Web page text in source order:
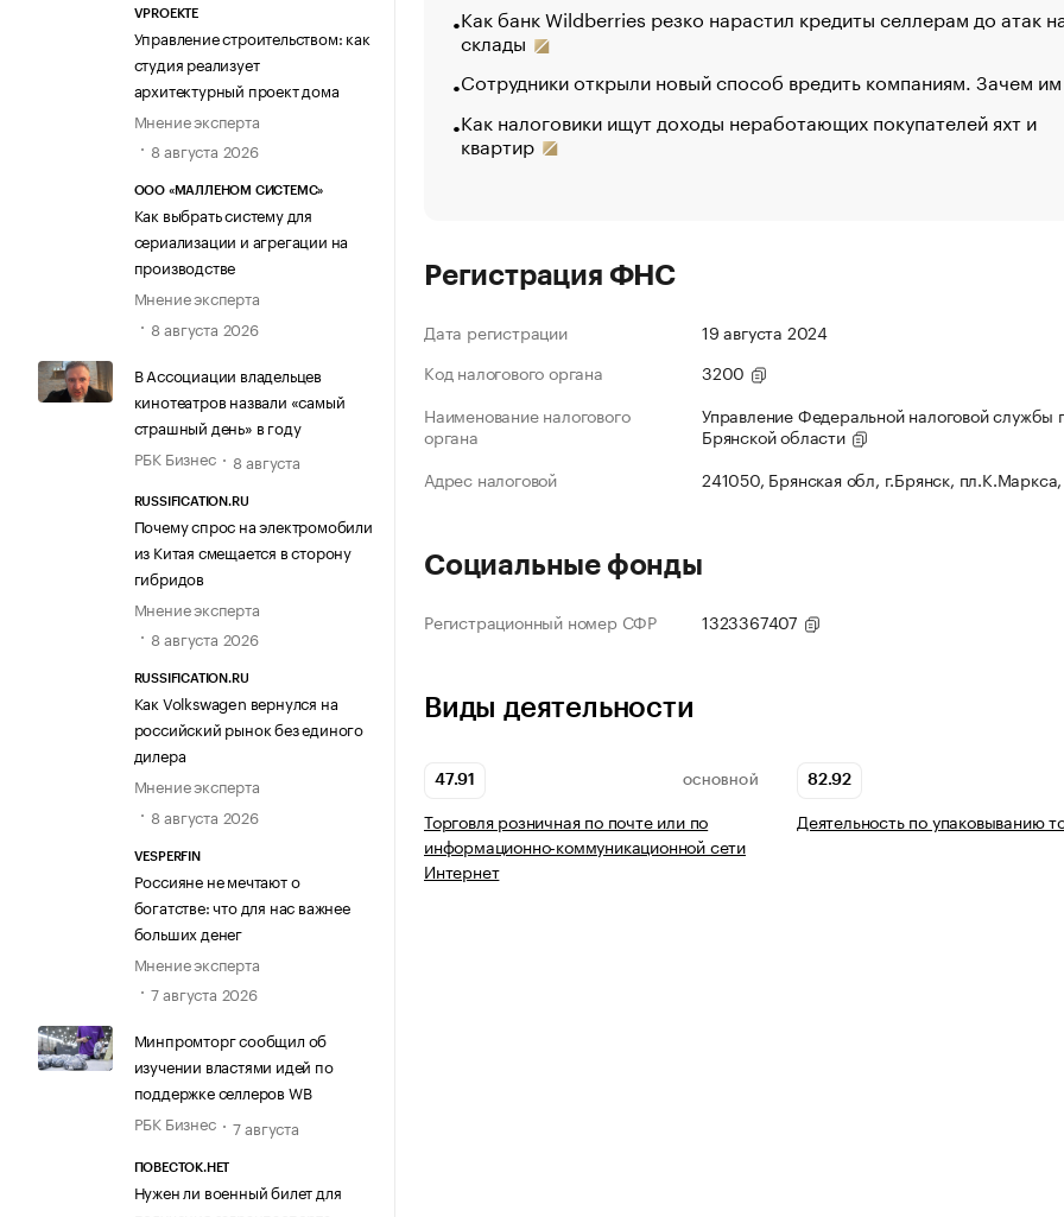
VPROEKTE
Управление строительством: как
студия реализует
архитектурный проект дома
Мнение эксперта
8 августа 2026
ООО «МАЛЛЕНОМ СИСТЕМС»
Как выбрать систему для
сериализации и агрегации на
производстве
Мнение эксперта
8 августа 2026
В Ассоциации владельцев
кинотеатров назвали «самый
страшный день» в году
РБК Бизнес
8 августа
RUSSIFICATION.RU
Почему спрос на электромобили
из Китая смещается в сторону
гибридов
Мнение эксперта
8 августа 2026
RUSSIFICATION.RU
Как Volkswagen вернулся на
российский рынок без единого
дилера
Мнение эксперта
8 августа 2026
VESPERFIN
Россияне не мечтают о
богатстве: что для нас важнее
больших денег
Мнение эксперта
7 августа 2026
Минпромторг сообщил об
изучении властями идей по
поддержке селлеров WB
РБК Бизнес
7 августа
ПОВЕСТОК.НЕТ
Нужен ли военный билет для
Как банк Wildberries резко нарастил кредиты селлерам до атак
склады
Сотрудники открыли новый способ вредить компаниям. Зачем
Как налоговики ищут доходы неработающих покупателей яхт и
квартир
Регистрация ФНС
Дата регистрации
19 августа 2024
Код налогового органа
3200
Наименование налогового
органа
Управление Федеральной налоговой службы
Брянской области
Адрес налоговой
241050, Брянская обл, г.Брянск,
Социальные фонды
Регистрационный номер СФР 1323367407
Виды деятельности
47.91 ОСНОВНОЙ
Торговля розничная по почте или по
информационно-коммуникационной сети
Интернет
82.92
Деятельность по упаковыванию